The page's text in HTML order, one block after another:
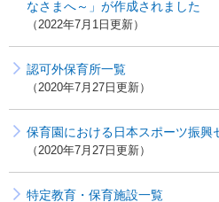
なさまへ～」が作成されました
2022年7月1日更新
認可外保育所一覧
2020年7月27日更新
保育園における日本スポーツ振興
2020年7月27日更新
特定教育・保育施設一覧